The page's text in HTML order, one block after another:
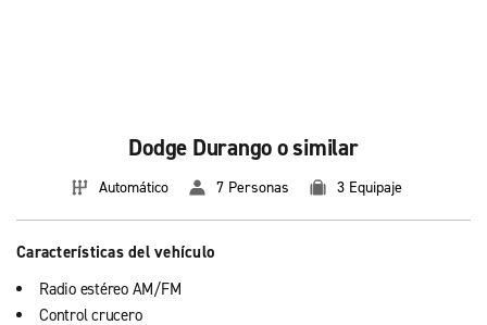
Dodge Durango o similar
Automático 7 Personas 3 Equipaje
Características del vehículo
Radio estéreo AM/FM
Control crucero